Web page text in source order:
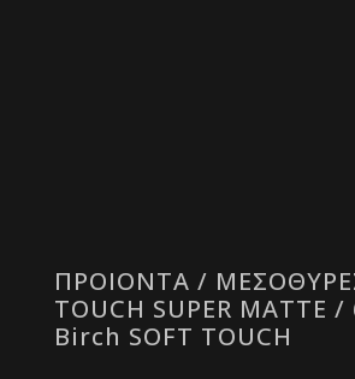
ΠΡΟΙΟΝΤΑ /
TOUCH SUPER MATTE /
Birch SOFT TOUCH